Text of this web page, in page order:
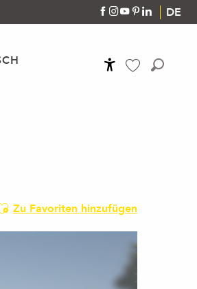
DE
aux favoris
Zu Favoriten hinzufügen